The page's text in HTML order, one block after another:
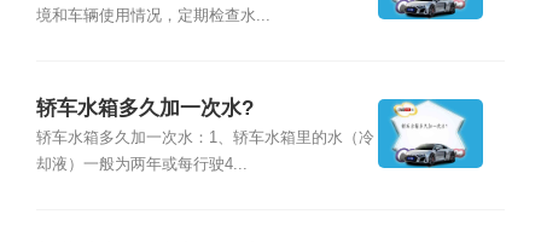
境和车辆使用情况，定期检查水...
轿车水箱多久加一次水?
轿车水箱多久加一次水：1、轿车水箱里的水（冷
却液）一般为两年或每行驶4...